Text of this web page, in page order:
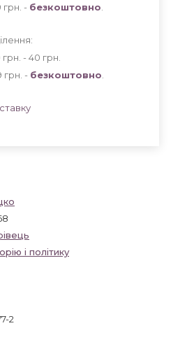
і політику
2
- безкоштовно
- 40 грн
грн. - безкоштовно